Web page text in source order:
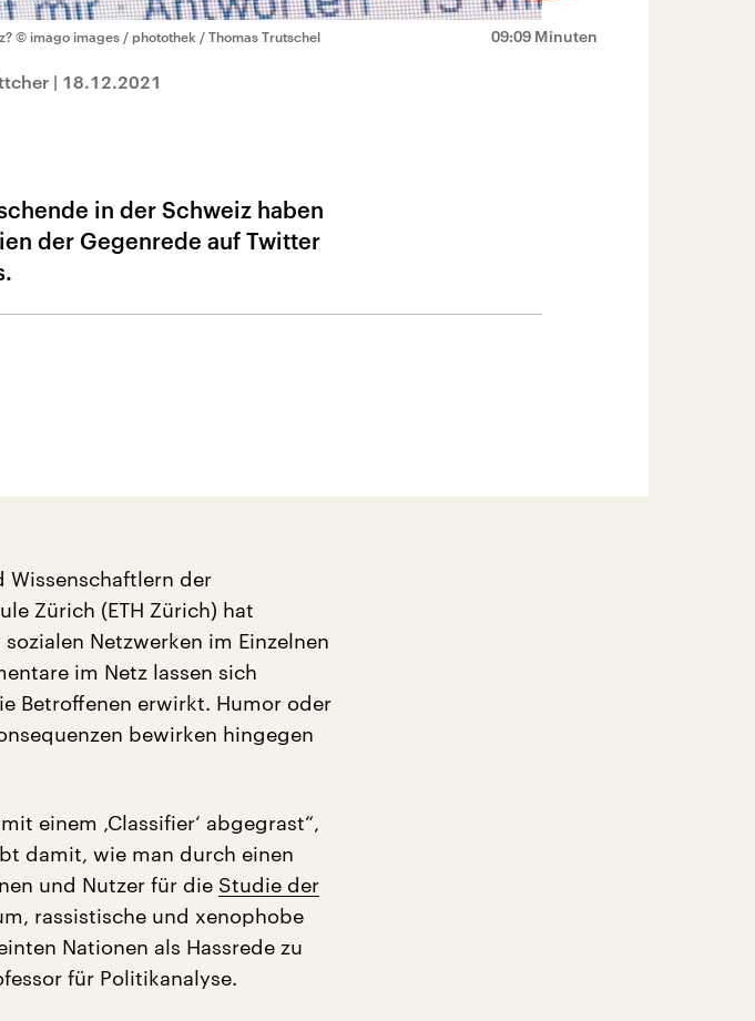
09:09 Minuten
© imago images / photothek / Thomas Trutschel
| 18.12.2021
in der Schweiz haben
der Gegenrede auf Twitter
Wissenschaftlern der
Zürich (ETH Zürich) hat
Netzwerken im Einzelnen
im Netz lassen sich
Betroffenen erwirkt. Humor oder
bewirken hingegen
einem ‚Classifier‘ abgegrast“,
damit, wie man durch einen
und Nutzer für die Studie der
rassistische und xenophobe
Nationen als Hassrede zu
für Politikanalyse.